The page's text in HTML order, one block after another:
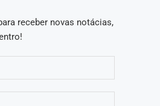
receber novas notácias,